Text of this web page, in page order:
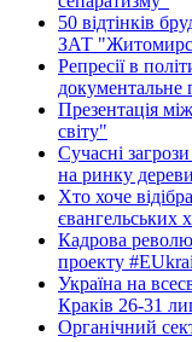
50 відтінків
ЗАТ
Репресії в
документальне
Презентація
світу"
Сучасні
на ринку
Хто хоче
євангельських
Кадрова
проекту
Україна на
Краків 26-31
Органічний